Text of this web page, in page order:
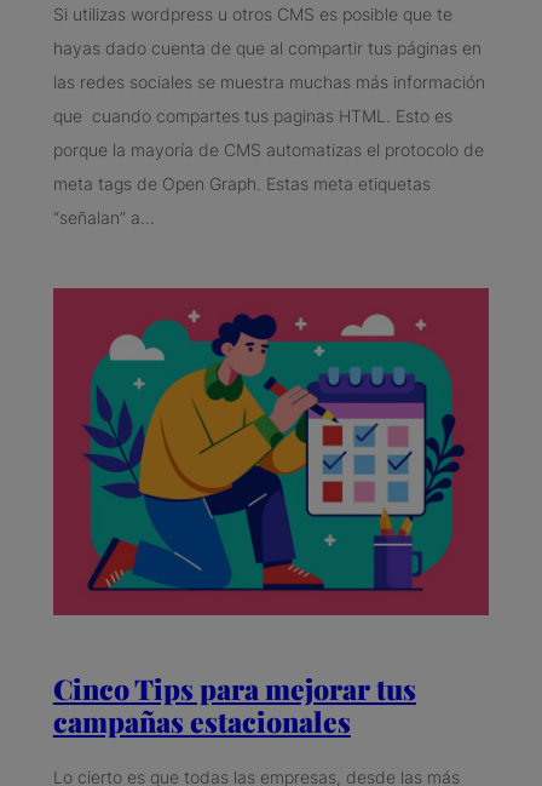
Si utilizas wordpress u otros CMS es posible que te
hayas dado cuenta de que al compartir tus páginas en
las redes sociales se muestra muchas más información
que cuando compartes tus paginas HTML. Esto es
porque la mayoría de CMS automatizas el protocolo de
meta tags de Open Graph. Estas meta etiquetas
“señalan” a…
Cinco Tips para mejorar tus
campañas estacionales
Lo cierto es que todas las empresas, desde las más